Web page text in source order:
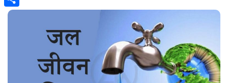
Link
Share